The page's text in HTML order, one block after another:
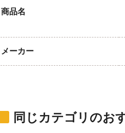
商品名
メーカー
同じカテゴリのお